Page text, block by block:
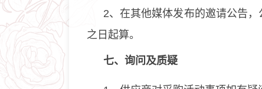
2、在其他媒体发布的邀请公告
之日起算。
七、询问及质疑